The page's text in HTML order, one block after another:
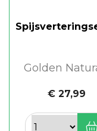
Golden
€ 27,99